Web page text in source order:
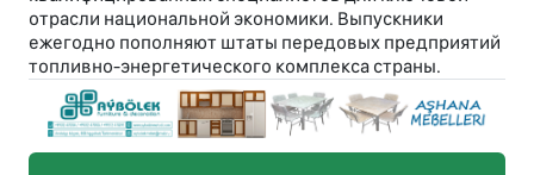
отрасли национальной экономики. Выпускники
ежегодно пополняют штаты передовых предприятий
топливно-энергетического комплекса страны.